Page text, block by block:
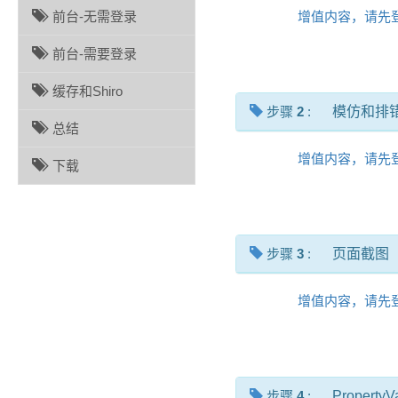
前台-无需登录
前台-需要登录
缓存和Shiro
总结
下载
增值内容，请先
步骤 2 : 模仿和排
增值内容，请先
步骤 3 : 页面截图
增值内容，请先